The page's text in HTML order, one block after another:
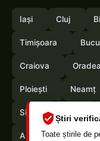
Știri
Toate știrile de
Iași Cluj
Timișoara
Craiova Oradea
Ploiești Neamț
Sibiu
Arges